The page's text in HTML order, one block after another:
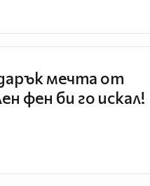
мечта от
фен би го искал!